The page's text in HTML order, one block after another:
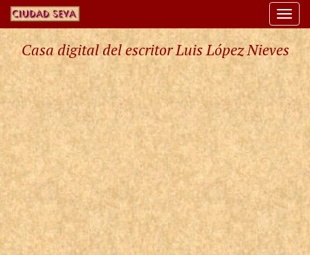
Casa digital del escritor Luis López Nieves